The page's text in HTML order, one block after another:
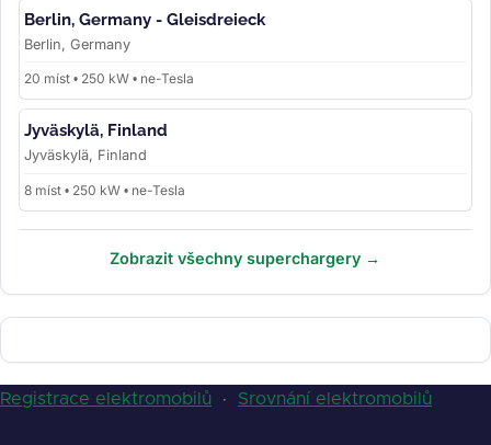
Berlin, Germany - Gleisdreieck
Berlin, Germany
20 míst • 250 kW • ne-Tesla
Jyväskylä, Finland
Jyväskylä, Finland
8 míst • 250 kW • ne-Tesla
Zobrazit všechny superchargery →
Registrace elektromobilů · Srovnání elektromobilů